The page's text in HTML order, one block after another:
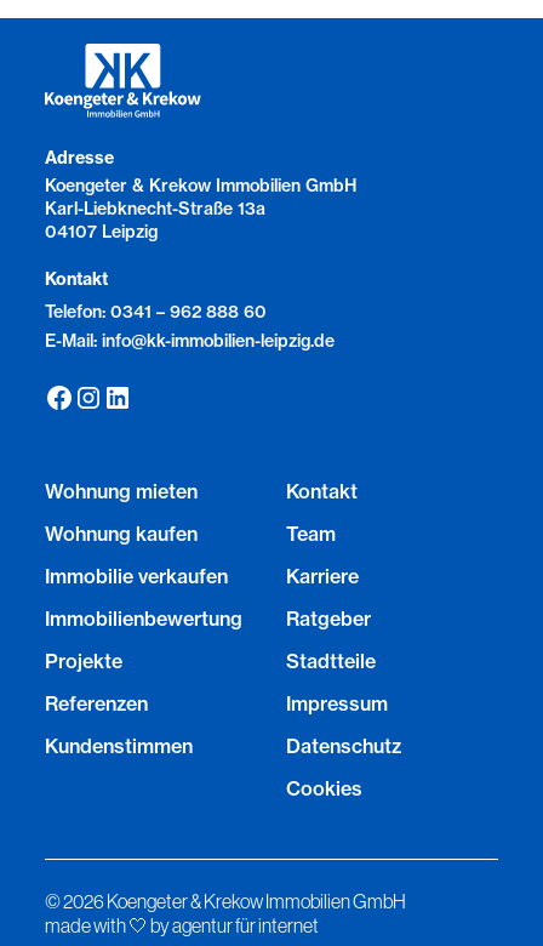
Adresse
Koengeter & Krekow Immobilien GmbH
Karl-Liebknecht-Straße 13a
04107 Leipzig
Kontakt
Telefon: 0341 – 962 888 60
E-Mail: info@kk-immobilien-leipzig.de
Wohnung mieten
Wohnung kaufen
Immobilie verkaufen
Immobilienbewertung
Projekte
Referenzen
Kundenstimmen
Kontakt
Team
Karriere
Ratgeber
Stadtteile
Impressum
Datenschutz
Cookies
©2026 Koengeter & Krekow Immobilien GmbH
made with ︎🤍 by agentur für internet